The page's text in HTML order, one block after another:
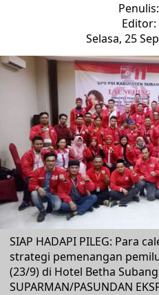
Penulis:
Editor:
Selasa, 25
SIAP HADAPI PILEG: Para
strategi pemenangan
(23/9) di Hotel Betha
SUPARMAN/PASUNDAN